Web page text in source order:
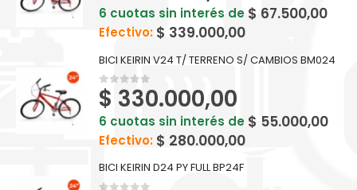
6 cuotas sin interés de $ 67.500,00
Efectivo: $ 339.000,00
BICI KEIRIN V24 T/ TERRENO S/ CAMBIOS BM024
0out of 5
$ 330.000,00
6 cuotas sin interés de $ 55.000,00
Efectivo: $ 280.000,00
BICI KEIRIN D24 PY FULL BP24F